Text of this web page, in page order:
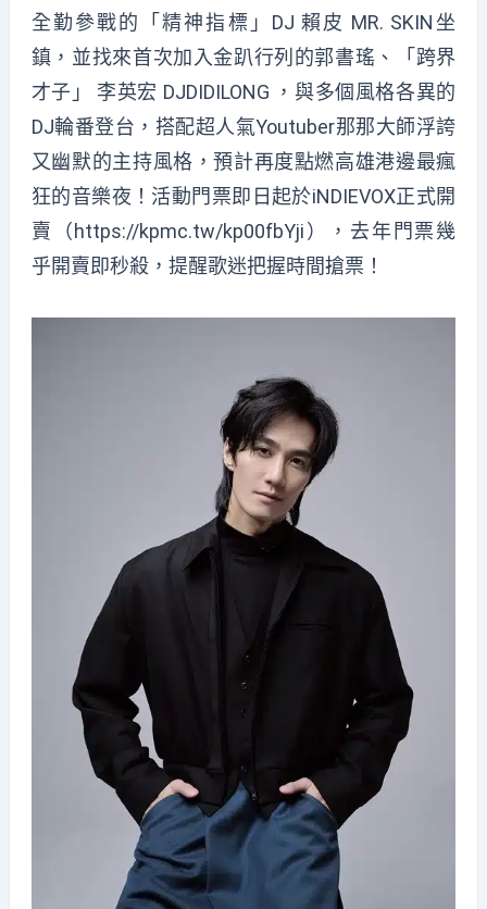
全勤參戰的「精神指標」DJ 賴皮 MR. SKIN坐
鎮，並找來首次加入金趴行列的郭書瑤、「跨界
才子」 李英宏 DJDIDILONG ，與多個風格各異的
DJ輪番登台，搭配超人氣Youtuber那那大師浮誇
又幽默的主持風格，預計再度點燃高雄港邊最瘋
狂的音樂夜！活動門票即日起於iNDIEVOX正式開
賣（https://kpmc.tw/kp00fbYji），去年門票幾
乎開賣即秒殺，提醒歌迷把握時間搶票！